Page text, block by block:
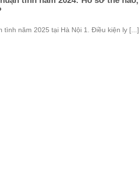
tình năm 2025 tại Hà Nội 1. Điều kiện ly [...]